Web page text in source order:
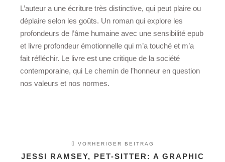
L’auteur a une écriture très distinctive, qui peut plaire ou
déplaire selon les goûts. Un roman qui explore les
profondeurs de l’âme humaine avec une sensibilité epub
et livre profondeur émotionnelle qui m’a touché et m’a
fait réfléchir. Le livre est une critique de la société
contemporaine, qui Le chemin de l’honneur en question
nos valeurs et nos normes.
VORHERIGER BEITRAG
JESSI RAMSEY, PET-SITTER: A GRAPHIC